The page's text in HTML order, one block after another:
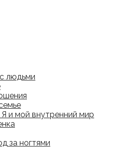
людьми
и мой внутренний мир
за ногтями